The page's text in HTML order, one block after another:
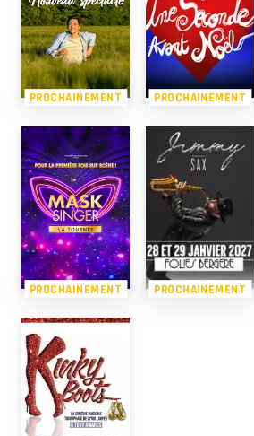
PROCHAINEMENT PROCHAINEMENT
PROCHAINEMENT PROCHAINEMENT